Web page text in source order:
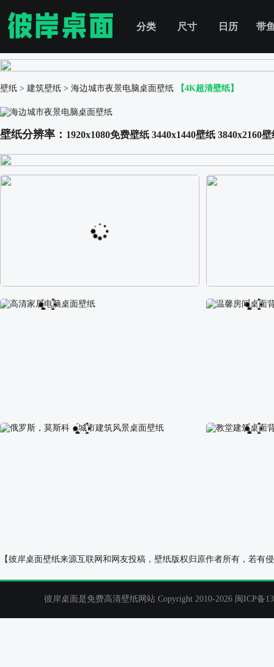
分类 尺寸 日历 带
壁纸 > 建筑壁纸 > 海边城市夜景电脑桌面壁纸 【4K超清壁纸】
壁纸分辨率： 1920x1080免费壁纸 3440x1440壁纸 3840x2160壁
阿尔卑斯山区自然风景壁纸 校园长发可爱
高清家居电脑桌面壁纸 温馨房间桌面
【彼岸桌面壁纸来源互联网和网友投稿，壁纸版权归原作者所有，若
彼岸桌面是免费高清壁纸网站 Copyright 2010-2026 闽ICP备